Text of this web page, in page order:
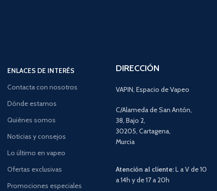
ENLACES DE INTERÉS
Contacta con nosotros
Dónde estamos
Quiénes somos
Noticias y consejos
Lo último en vapeo
Ofertas exclusivas
Promociones especiales
DIRECCIÓN
VAPIN, Espacio de Vapeo
C/Alameda de San Antón,
38, Bajo 2,
30205, Cartagena,
Murcia
Atención al cliente:L a V de 10
a 14h y de 17 a 20h